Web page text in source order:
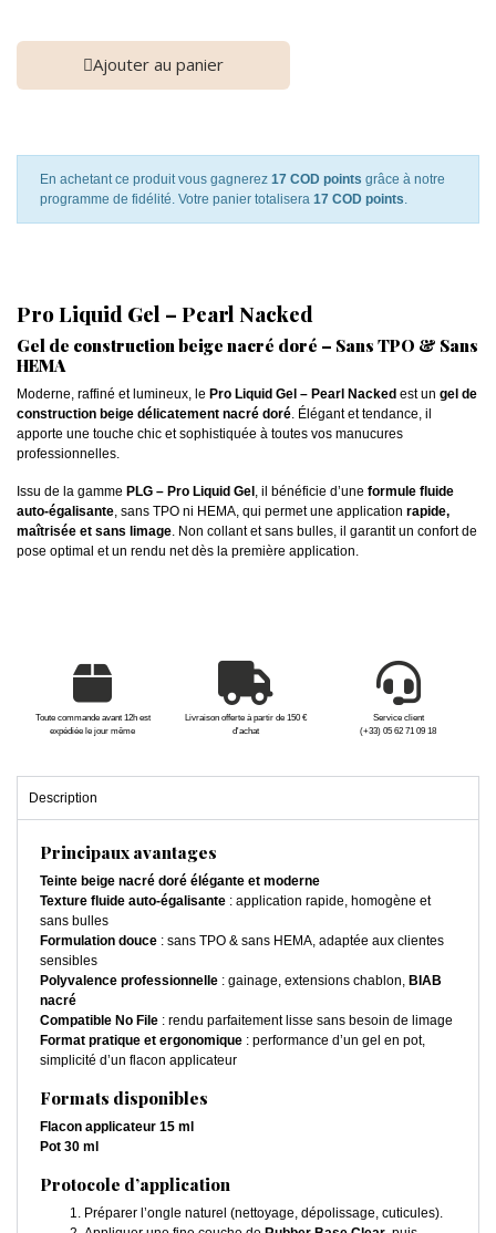
Ajouter au panier
En achetant ce produit vous gagnerez 17 COD points grâce à notre
programme de fidélité. Votre panier totalisera 17 COD points.
Pro Liquid Gel – Pearl Nacked
Gel de construction beige nacré doré – Sans TPO & Sans
HEMA
Moderne, raffiné et lumineux, le Pro Liquid Gel – Pearl Nacked est un gel de
construction beige délicatement nacré doré. Élégant et tendance, il
apporte une touche chic et sophistiquée à toutes vos manucures
professionnelles.
Issu de la gamme PLG – Pro Liquid Gel , il bénéficie d’une formule fluide
auto-égalisante, sans TPO ni HEMA, qui permet une application rapide,
maîtrisée et sans limage. Non collant et sans bulles, il garantit un confort de
pose optimal et un rendu net dès la première application.
Toute commande avant 12h est
expédiée le jour même
Livraison offerte à partir de 150 €
d'achat
Service client
(+33) 05 62 71 09 18
Description
Principaux avantages
Teinte beige nacré doré élégante et moderne
Texture fluide auto-égalisante : application rapide, homogène et
sans bulles
Formulation douce : sans TPO & sans HEMA, adaptée aux clientes
sensibles
Polyvalence professionnelle : gainage, extensions chablon, BIAB
nacré
Compatible No File : rendu parfaitement lisse sans besoin de limage
Format pratique et ergonomique : performance d’un gel en pot,
simplicité d’un flacon applicateur
Formats disponibles
Flacon applicateur 15 ml
Pot 30 ml
Protocole d’application
Préparer l’ongle naturel (nettoyage, dépolissage, cuticules).